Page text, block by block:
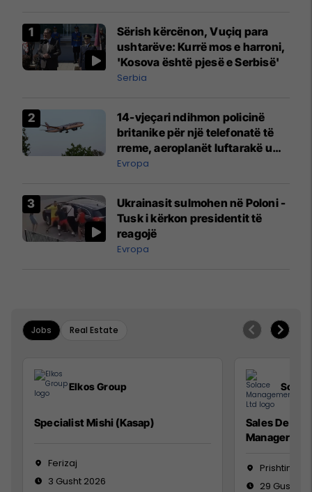
Sërish kërcënon, Vuçiq para
ushtarëve: Kurrë mos e harroni,
'Kosova është pjesë e Serbisë'
Serbia
14-vjeçari ndihmon policinë
britanike për një telefonatë të
rreme, aeroplanët luftarakë u
ngritën në ajër për të
Mançesterit
Evropa
Ukrainasit sulmohen në Poloni -
Tusk i kërkon presidentit të
reagojë
Evropa
Jobs Real Estate
Elkos Group
Specialist Mishi (Kasap)
Ferizaj
3 Gusht 2026
Sales
Manager
Prishtinë
29 Gusht